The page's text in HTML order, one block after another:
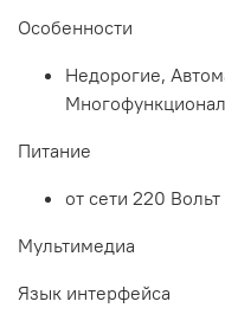
Особенности
Недорогие,
Питание
от сети 220 Вольт
Мультимедиа
Язык интерфейса